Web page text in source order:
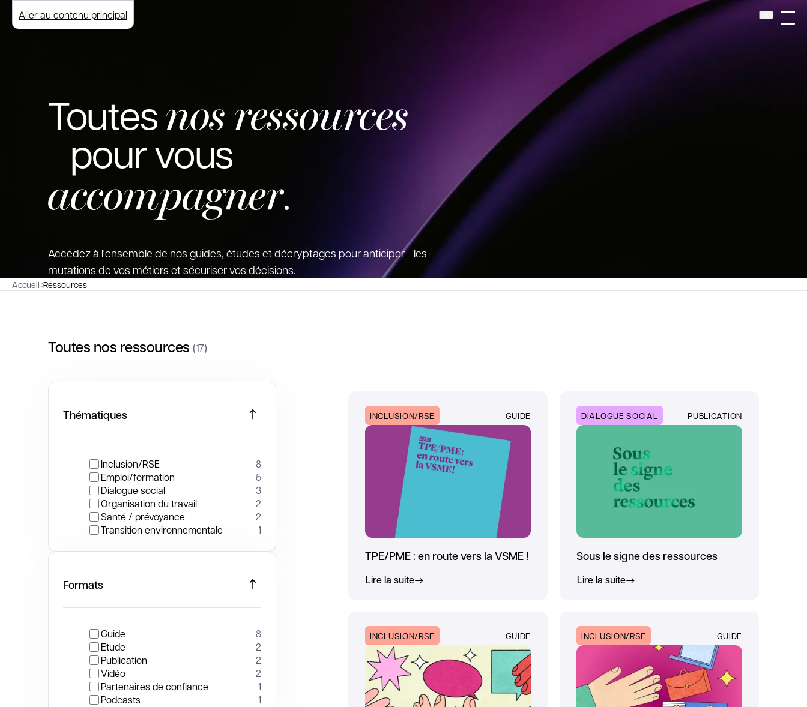
Aller au contenu principal
Toutesnos ressources
pour vous
accompagner.
Accédez à l'ensemble de nos guides, études et décryptages pour anticiper les
mutations de vos métiers et sécuriser vos décisions.
Accueil Ressources
Toutes nos ressources(17)
Thématiques
Inclusion/RSE
8
Emploi/formation
5
Dialogue social
3
Organisation du travail
2
Santé / prévoyance
2
Transition environnementale
1
Formats
Guide
8
Etude
2
Publication
2
Vidéo
2
Partenaires de confiance
1
Podcasts
1
INCLUSION/RSE GUIDE
TPE/PME : en route vers la VSME !
Lire la suite
DIALOGUE SOCIAL PUBLICATION
Sous le signe des ressources
Lire la suite
INCLUSION/RSE GUIDE INCLUSION/RSE GUIDE